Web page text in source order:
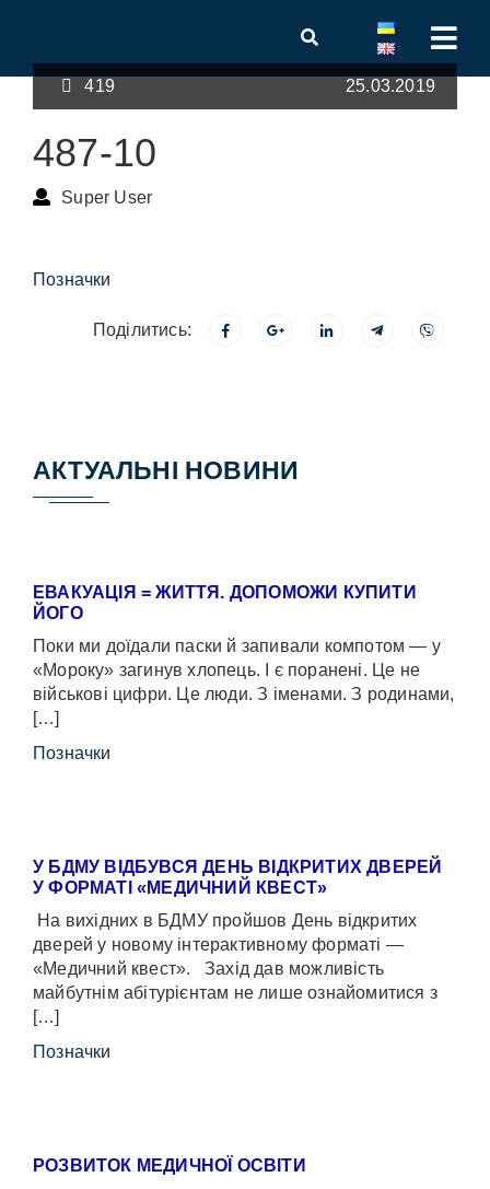
419 25.03.2019
487-10
Super User
Позначки
Поділитись:
АКТУАЛЬНІ НОВИНИ
ЕВАКУАЦІЯ = ЖИТТЯ. ДОПОМОЖИ КУПИТИ
ЙОГО
Поки ми доїдали паски й запивали компотом — у
«Мороку» загинув хлопець. І є поранені. Це не
військові цифри. Це люди. З іменами. З родинами,
[…]
Позначки
У БДМУ ВІДБУВСЯ ДЕНЬ ВІДКРИТИХ ДВЕРЕЙ
У ФОРМАТІ «МЕДИЧНИЙ КВЕСТ»
На вихідних в БДМУ пройшов День відкритих
дверей у новому інтерактивному форматі —
«Медичний квест». Захід дав можливість
майбутнім абітурієнтам не лише ознайомитися з
[…]
Позначки
РОЗВИТОК МЕДИЧНОЇ ОСВІТИ